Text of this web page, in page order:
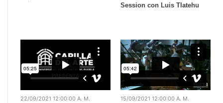
Session con Luis Tlatehu
22/09/2021 12:00:00 A. M. 15/09/2021 12:00:00 A. M.